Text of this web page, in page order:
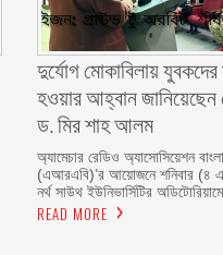
দুর্যোগ মোকাবিলায়
হওয়ার আহ্বান জানিয়েছেন
ড. মির শাহ আলম ‎ ‎
অ্যামেচার রেডিও অ্যাসোসিয়েশন
(এআরএবি)’র আয়োজনে শনিবার (৪
নর্থ সাউথ ইউনিভার্সিটির অডিটোরিয়ামে
READ MORE